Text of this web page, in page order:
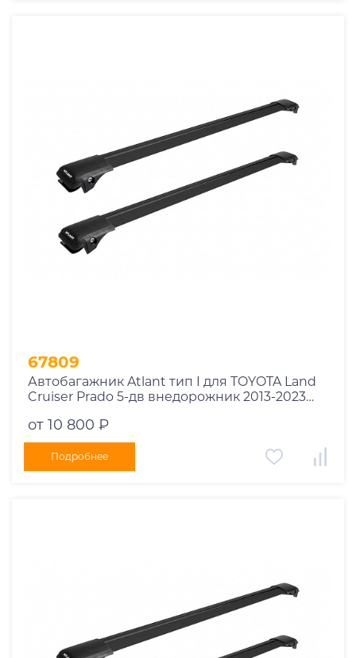
67809
Автобагажник Atlant тип I для TOYOTA Land
Cruiser Prado 5-дв внедорожник 2013-2023
10002+11116+11115
от 10 800 ₽
Подробнее